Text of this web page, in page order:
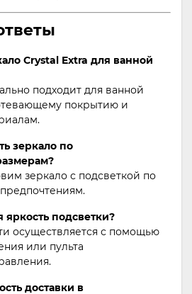
Crystal Extra для ванной
подходит для ванной
покрытию и
зеркало по
зеркало с подсветкой по
яркость подсветки?
осуществляется с помощью
или пульта
доставки в